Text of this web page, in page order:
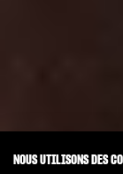
NOUS UTILISONS DES